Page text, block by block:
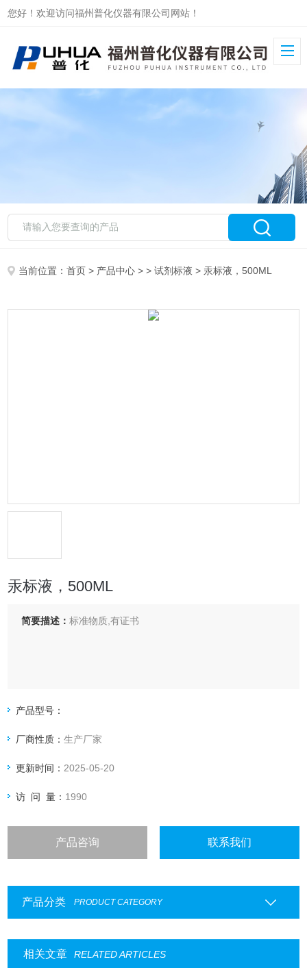
您好！欢迎访问福州普化仪器有限公司网站！
当前位置：首页 > 产品中心 > >试剂标液 > 汞标液，500ML
汞标液，500ML
简要描述：标准物质,有证书
产品型号：
厂商性质：生产厂家
更新时间： 2025-05-20
访 问 量： 1990
产品咨询 联系我们
产品分类 PRODUCT CATEGORY
相关文章 RELATED ARTICLES